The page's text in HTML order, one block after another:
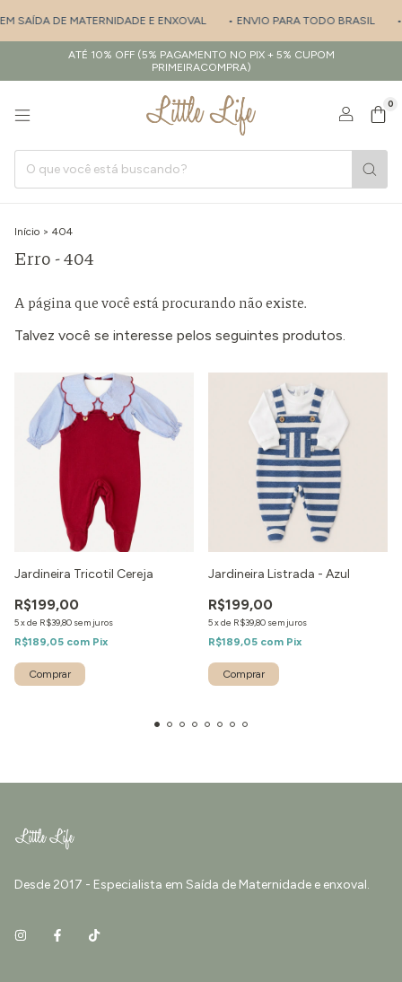
SAÍDA DE MATERNIDADE E ENXOVAL • ENVIO PARA TODO BRASIL
ATÉ 10% OFF (5% PAGAMENTO NO PIX + 5% CUPOM
PRIMEIRACOMPRA)
0
Início > 404
Erro - 404
A página que você está procurando não existe.
Talvez você se interesse pelos seguintes produtos.
Jardineira Tricotil Cereja
R$199,00
5xde R$39,80 sem juros
R$189,05 com Pix
Comprar
Jardineira Listrada - Azul
R$199,00
5xde R$39,80 sem juros
R$189,05 com Pix
Comprar
Desde 2017 - Especialista em Saída de Maternidade e enxoval.